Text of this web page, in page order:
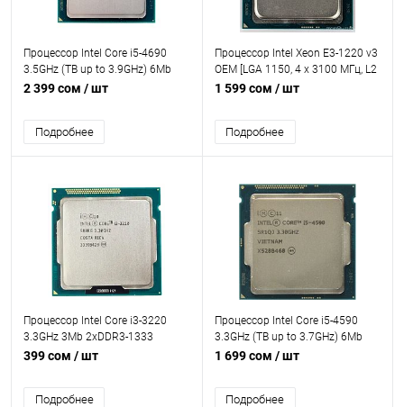
Процессор Intel Core i5-4690
3.5GHz (TB up to 3.9GHz) 6Mb
2xDDR3-1600 HDGraphics4600
2 399 сом / шт
Подробнее
Процессор Intel Xeon E3-1220 v3
OEM [LGA 1150, 4 x 3100 МГц, L2
- 1 МБ, L3 - 8 МБ, 2хDDR3, DDR3L-
1 599 сом / шт
Подробнее
Процессор Intel Core i3-3220
3.3GHz 3Mb 2xDDR3-1333
HDGraphics2500 TDP-55w
399 сом / шт
Подробнее
Процессор Intel Core i5-4590
3.3GHz (TB up to 3.7GHz) 6Mb
2xDDR3-1600 HDGraphics4600
1 699 сом / шт
Подробнее